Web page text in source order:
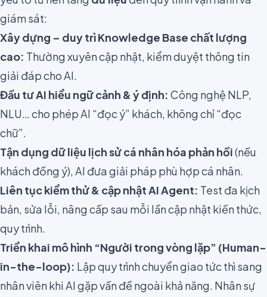
giám sát:
Xây dựng – duy trì Knowledge Base chất lượng
cao: Thường xuyên cập nhật, kiểm duyệt thông tin
giải đáp cho AI.
Đầu tư AI hiểu ngữ cảnh & ý định: Công nghệ NLP,
NLU… cho phép AI “đọc ý” khách, không chỉ “đọc
chữ”.
Tận dụng dữ liệu lịch sử cá nhân hóa phản hồi(nếu
khách đồng ý), AI đưa giải pháp phù hợp cá nhân.
Liên tục kiểm thử & cập nhật AI Agent: Test đa kịch
bản, sửa lỗi, nâng cấp sau mỗi lần cập nhật kiến thức,
quy trình.
Triển khai mô hình “Người trong vòng lặp” (Human-
in-the-loop): Lập quy trình chuyển giao tức thì sang
nhân viên khi AI gặp vấn đề ngoài khả năng. Nhân sự